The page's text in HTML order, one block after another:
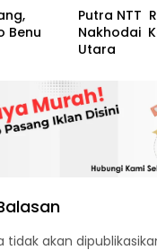
Benu
Putra NTT
Nakhodai
Utara
akan